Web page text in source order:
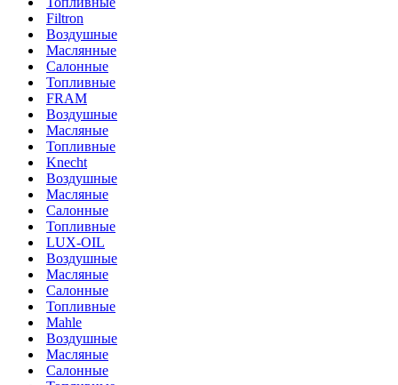
Filtron
Воздушные
Маслянные
Салонные
Топливные
FRAM
Воздушные
Масляные
Топливные
Knecht
Воздушные
Масляные
Салонные
Топливные
LUX-OIL
Воздушные
Масляные
Салонные
Топливные
Mahle
Воздушные
Масляные
Салонные